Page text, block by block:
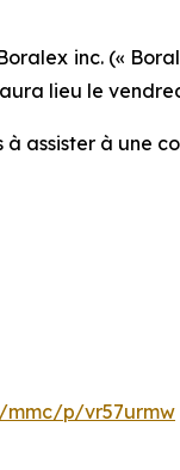
inc. («
lieu le
à assister à une
mmc/p/vr57urmw